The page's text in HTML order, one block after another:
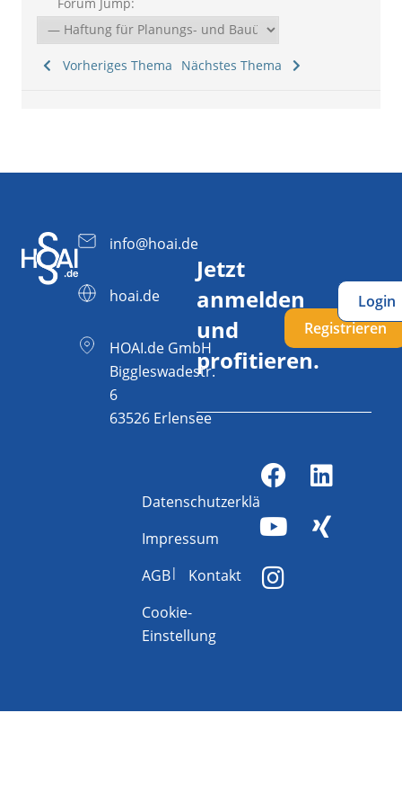
Vorheriges Thema Nächstes Thema
info@hoai.de
hoai.de
HOAI.de GmbH
Biggleswadestr.
6
63526 Erlensee
Jetzt
anmelden
und
profitieren.
Registrieren
Login
Datenschutzerklärung
Impressum
AGB
Kontakt
Cookie-
Einstellung